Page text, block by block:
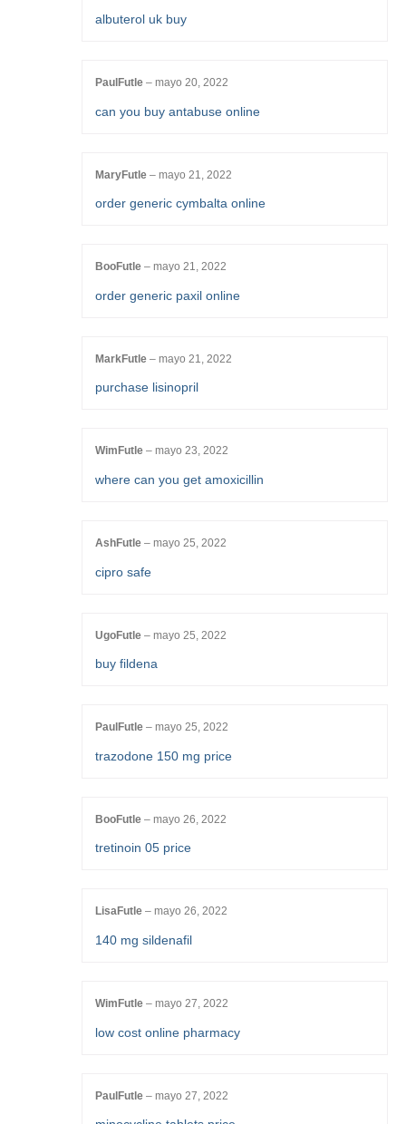
albuterol uk buy
PaulFutle – mayo 20, 2022
can you buy antabuse online
MaryFutle – mayo 21, 2022
order generic cymbalta online
BooFutle – mayo 21, 2022
order generic paxil online
MarkFutle – mayo 21, 2022
purchase lisinopril
WimFutle – mayo 23, 2022
where can you get amoxicillin
AshFutle – mayo 25, 2022
cipro safe
UgoFutle – mayo 25, 2022
buy fildena
PaulFutle – mayo 25, 2022
trazodone 150 mg price
BooFutle – mayo 26, 2022
tretinoin 05 price
LisaFutle – mayo 26, 2022
140 mg sildenafil
WimFutle – mayo 27, 2022
low cost online pharmacy
PaulFutle – mayo 27, 2022